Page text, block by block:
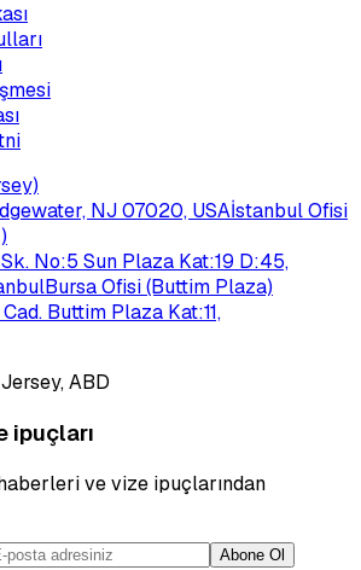
NJ 07020, USAİstanbul Ofisi
No:5 Sun Plaza Kat:19 D:45,
Bursa Ofisi (Buttim Plaza)
Buttim Plaza Kat:11,
ABD
ipuçları
ve vize ipuçlarından
Abone Ol